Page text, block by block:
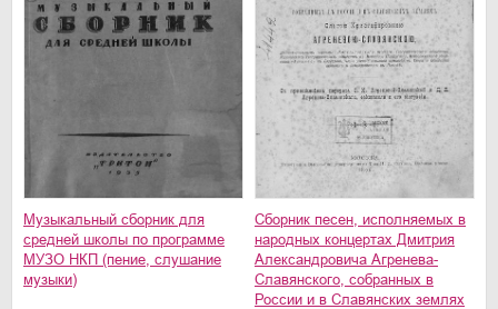
Музыкальный сборник для
средней школы по программе
МУЗО НКП (пение, слушание
музыки)
Сборник песен, исполняемых в
народных концертах Дмитрия
Александровича Агренева-
Славянского, собранных в
России и в Славянских землях